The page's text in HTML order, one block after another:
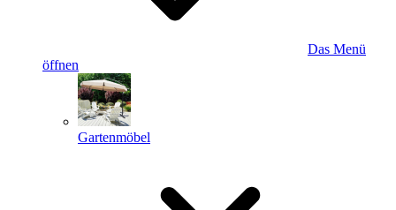
Das Menü
öffnen
Gartenmöbel